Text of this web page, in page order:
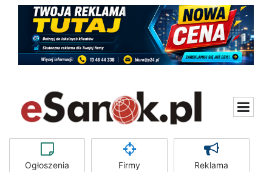
Ogłoszenia Firmy Reklama